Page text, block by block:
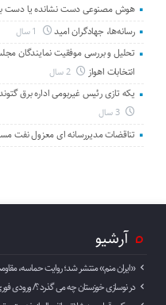
هوش مصنوعی دست نشانده یا دست
رسانه‌ها، جهادگران امید
تحلیل و بررسی موفقیت نمایندگان
انتخابات اهواز
2 سال
یکه تازی رئیس غیربومی اداره برق
3 سال
تناقضات مدیررسانه ای معزول نفت
آرشیو
«ایران منم» منتشر شد؛ روایت حماسه،
در نوسازی خوزستان چه می گذرد ؟/ ورودی